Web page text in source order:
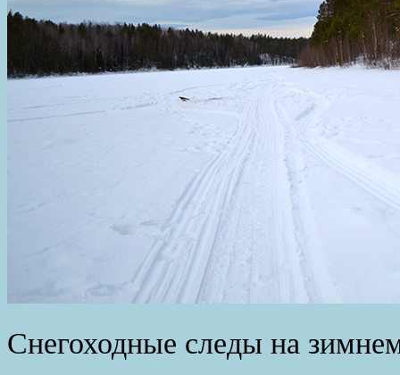
Снегоходные следы на